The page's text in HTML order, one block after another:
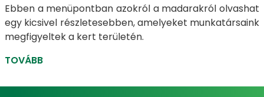
Ebben a menüpontban azokról a madarakról olvashat
egy kicsivel részletesebben, amelyeket munkatársaink
megfigyeltek a kert területén.
TOVÁBB